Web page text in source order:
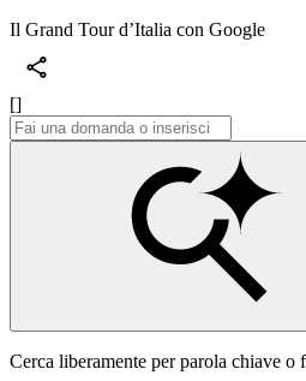
Il Grand Tour d’Italia con Google
[]
Cerca liberamente per parola chiave o